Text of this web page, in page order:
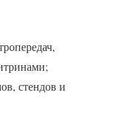
стендов и